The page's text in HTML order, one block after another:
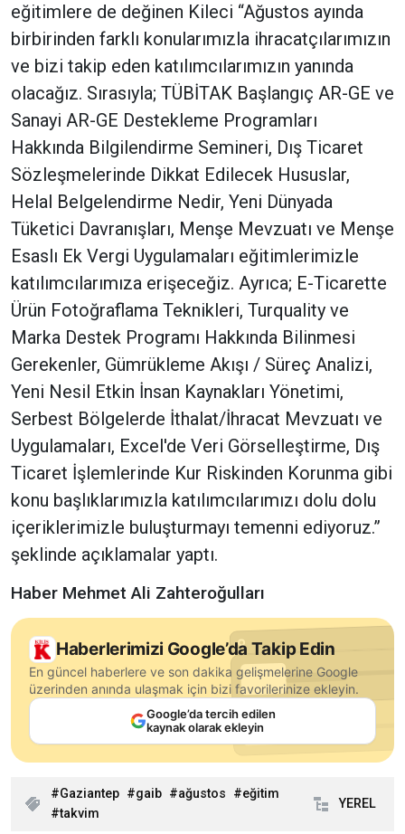
eğitimlere de değinen Kileci “Ağustos ayında
birbirinden farklı konularımızla ihracatçılarımızın
ve bizi takip eden katılımcılarımızın yanında
olacağız. Sırasıyla; TÜBİTAK Başlangıç AR-GE ve
Sanayi AR-GE Destekleme Programları
Hakkında Bilgilendirme Semineri, Dış Ticaret
Sözleşmelerinde Dikkat Edilecek Hususlar,
Helal Belgelendirme Nedir, Yeni Dünyada
Tüketici Davranışları, Menşe Mevzuatı ve Menşe
Esaslı Ek Vergi Uygulamaları eğitimlerimizle
katılımcılarımıza erişeceğiz. Ayrıca; E-Ticarette
Ürün Fotoğraflama Teknikleri, Turquality ve
Marka Destek Programı Hakkında Bilinmesi
Gerekenler, Gümrükleme Akışı / Süreç Analizi,
Yeni Nesil Etkin İnsan Kaynakları Yönetimi,
Serbest Bölgelerde İthalat/İhracat Mevzuatı ve
Uygulamaları, Excel'de Veri Görselleştirme, Dış
Ticaret İşlemlerinde Kur Riskinden Korunma gibi
konu başlıklarımızla katılımcılarımızı dolu dolu
içeriklerimizle buluşturmayı temenni ediyoruz.”
şeklinde açıklamalar yaptı.
Haber Mehmet Ali Zahteroğulları
Haberlerimizi Google’da Takip Edin
En güncel haberlere ve son dakika gelişmelerine Google
üzerinden anında ulaşmak için bizi favorilerinize ekleyin.
Google’da tercih edilen
kaynak olarak ekleyin
Gaziantep gaib ağustos
eğitim
takvim
YEREL